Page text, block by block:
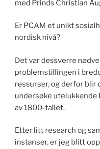
med Prinds Christian
Er PCAM et unikt
nordisk nivå?
Det var dessverre
problemstillingen i
ressurser, og derfor
undersøke utelukkende
av 1800-tallet.
Etter litt research og
instanser, er jeg blitt